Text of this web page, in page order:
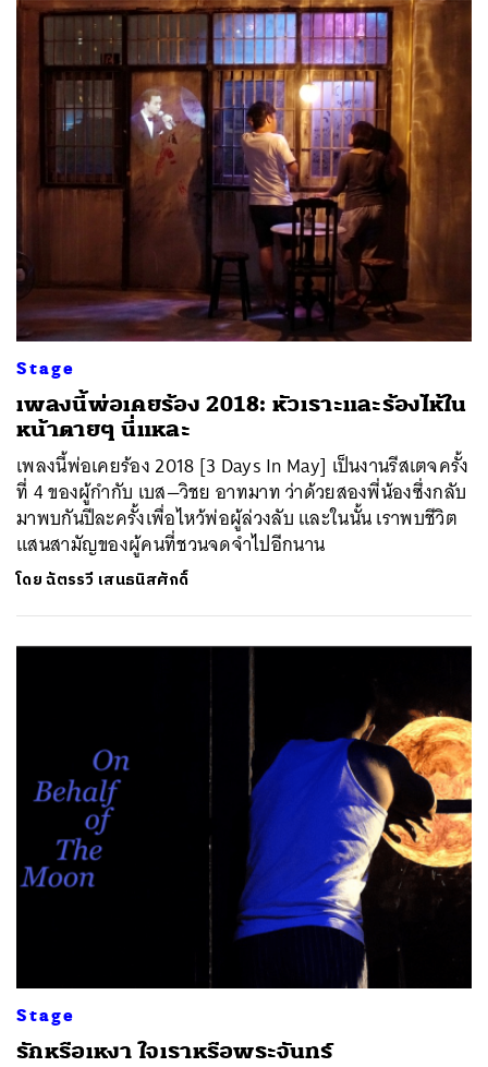
Stage
เพลงนี้พ่อเคยร้อง 2018: หัวเราะและร้องไห้ใน
หน้าตายๆ นี่แหละ
เพลงนี้พ่อเคยร้อง 2018 [3 Days In May] เป็นงานรีสเตจครั้ง
ที่ 4 ของผู้กำกับ เบส—วิชย อาทมาท ว่าด้วยสองพี่น้องซึ่งกลับ
มาพบกันปีละครั้งเพื่อไหว้พ่อผู้ล่วงลับ และในนั้น เราพบชีวิต
แสนสามัญของผู้คนที่ชวนจดจำไปอีกนาน
โดยฉัตรรวี เสนธนิสศักดิ์
Stage
​รักหรือเหงา ใจเราหรือพระจันทร์
SHARE TWEET LINE EMAIL